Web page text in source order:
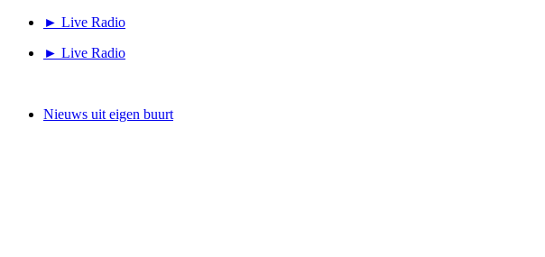
► Live Radio
► Live Radio
Nieuws uit eigen buurt